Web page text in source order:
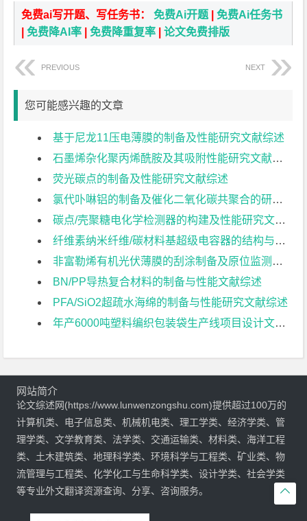
免费ai写开题、写任务书：免费Ai开题 |免费Ai任务书
|免费降AI率 |免费降重复率 |论文免费排版
PREVIOUS NEXT
您可能感兴趣的文章
基于尼龙11压电薄膜的制备及性能研究文献综述
石墨烯杂化聚丙烯酰胺及其吸附性能研究文献综述
荧光碳点的制备及性能研究文献综述
氯代卟啉铝的制备及催化二氧化碳共聚合的研究文献综述
碳点/壳聚糖电化学检测器的构建及性能研究文献综述
纤维素纳米纤维/碳材料基超级电容器的结构与性能文献综述
非富勒烯有机光伏薄膜的刮涂制备及原位监测研究文献综述
BN/PP导热复合材料的制备与性能文献综述
PFA/SiO2超疏水海绵的制备与性能研究文献综述
年产6000吨塑料编织包装袋生产线项目设计文献综述

网站简介
论文综述网(https://www.lunwenzongshu.com)提供超过100万的
计算机类、电子信息类、机械机电类、理工学类、经济学类、管
理学类、文学教育类、法学类、交通运输类、材料类、海洋工程
类、土木建筑类、地理科学类、环境科学与工程类、矿业类、物
流管理与工程类、化学化工与生命科学类、设计学类、社会学类
等专业外文翻译资源查询、分享、咨询服务。